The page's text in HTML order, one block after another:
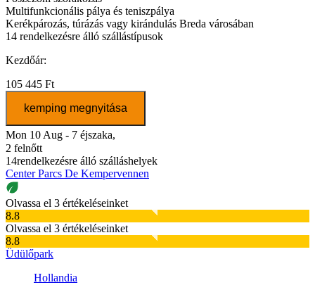
Multifunkcionális pálya és teniszpálya
Kerékpározás, túrázás vagy kirándulás Breda városában
14 rendelkezésre álló szállástípusok
Kezdőár:
105 445 Ft
kemping megnyitása
Mon 10 Aug - 7 éjszaka,
2 felnőtt
14rendelkezésre álló szálláshelyek
Center Parcs De Kempervennen
Olvassa el 3 értékeléseinket
8.8
Olvassa el 3 értékeléseinket
8.8
Üdülőpark
Hollandia